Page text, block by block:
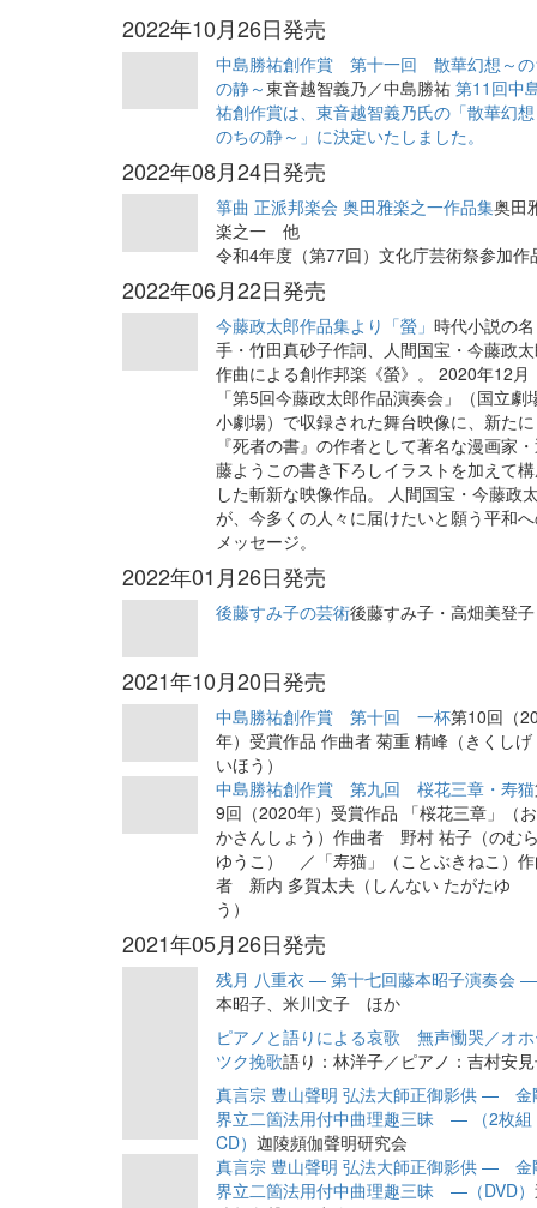
2022年10月26日発売
中島勝祐創作賞 第十一回 散華幻想～の
の静～東音越智義乃／中島勝祐第11回中
祐創作賞は、東音越智義乃氏の「散華幻想
のちの静～」に決定いたしました。
2022年08月24日発売
箏曲 正派邦楽会 奥田雅楽之一作品集奥田
楽之一 他
令和4年度（第77回）文化庁芸術祭参加作
2022年06月22日発売
今藤政太郎作品集より「螢」時代小説の名
手・竹田真砂子作詞、人間国宝・今藤政
作曲による創作邦楽《螢》。 2020年12月
「第5回今藤政太郎作品演奏会」（国立劇
小劇場）で収録された舞台映像に、新たに
『死者の書』の作者として著名な漫画家
藤ようこの書き下ろしイラストを加えて
した斬新な映像作品。 人間国宝・今藤政
が、今多くの人々に届けたいと願う平和
メッセージ。
2022年01月26日発売
後藤すみ子の芸術後藤すみ子・高畑美登子
2021年10月20日発売
中島勝祐創作賞 第十回 一杯第10回（
年）受賞作品 作曲者 菊重 精峰（きくしげ
いほう）
中島勝祐創作賞 第九回 桜花三章・寿猫
9回（2020年）受賞作品 「桜花三章」（
かさんしょう）作曲者 野村 祐子（のむら
ゆうこ） ／「寿猫」（ことぶきねこ）作
者 新内 多賀太夫（しんない たがたゆ
う）
2021年05月26日発売
残月 八重衣 — 第十七回藤本昭子演奏会 —
本昭子、米川文子 ほか
ピアノと語りによる哀歌 無声慟哭／オホ
ツク挽歌語り：林洋子／ピアノ：吉村安
真言宗 豊山聲明 弘法大師正御影供 — 金
界立二箇法用付中曲理趣三昧 — （2枚組
CD）迦陵頻伽聲明研究会
真言宗 豊山聲明 弘法大師正御影供 — 金
界立二箇法用付中曲理趣三昧 —（DVD）